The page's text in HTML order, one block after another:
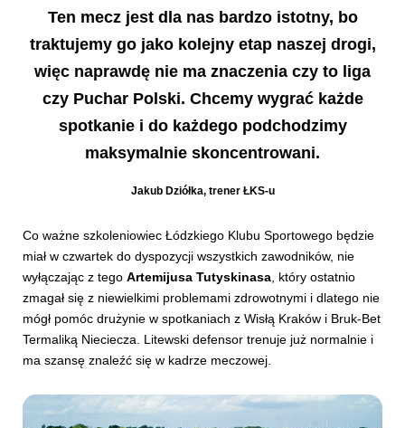
Ten mecz jest dla nas bardzo istotny, bo
traktujemy go jako kolejny etap naszej drogi,
więc naprawdę nie ma znaczenia czy to liga
czy Puchar Polski. Chcemy wygrać każde
spotkanie i do każdego podchodzimy
maksymalnie skoncentrowani.
Jakub Dziółka, trener ŁKS-u
Co ważne szkoleniowiec Łódzkiego Klubu Sportowego będzie
miał w czwartek do dyspozycji wszystkich zawodników, nie
wyłączając z tego Artemijusa Tutyskinasa , który ostatnio
zmagał się z niewielkimi problemami zdrowotnymi i dlatego nie
mógł pomóc drużynie w spotkaniach z Wisłą Kraków i Bruk-Bet
Termaliką Nieciecza. Litewski defensor trenuje już normalnie i
ma szansę znaleźć się w kadrze meczowej.